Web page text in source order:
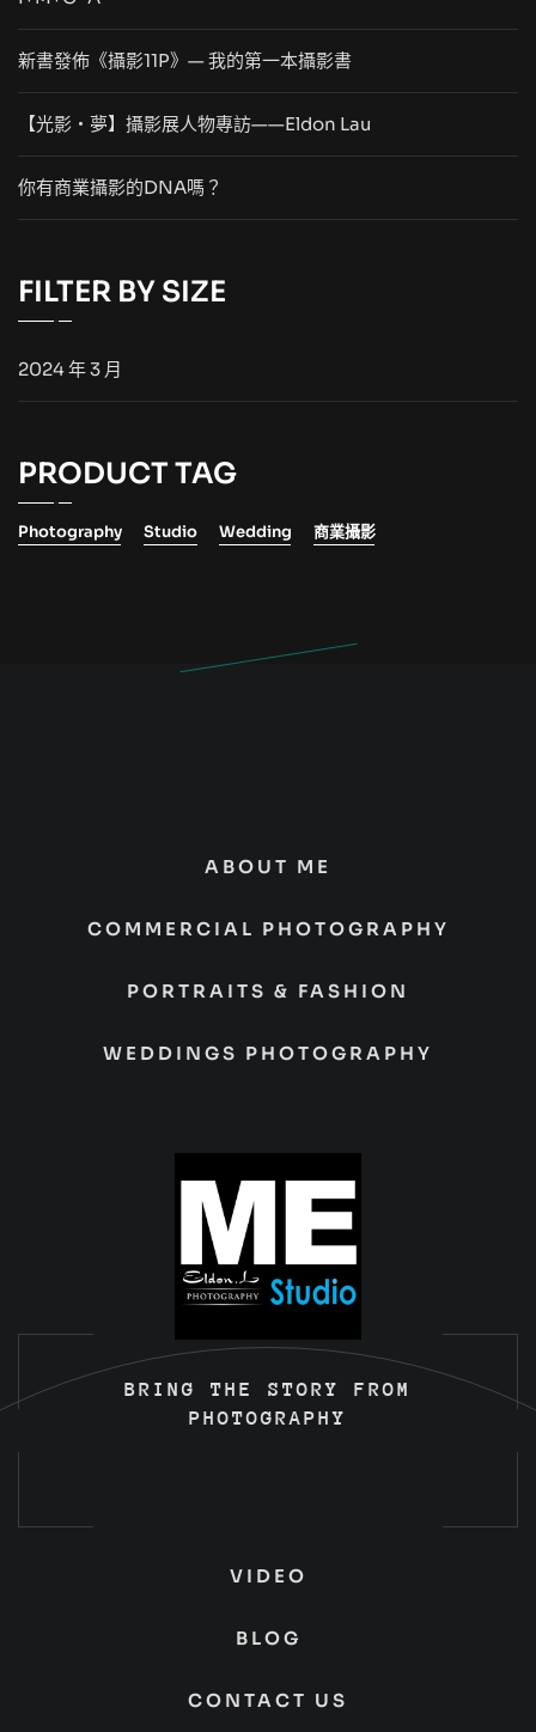
新書發佈《攝影11P》— 我的第一本攝影書
【光影・夢】攝影展人物專訪——Eldon Lau
你有商業攝影的DNA嗎？
FILTER BY SIZE
2024 年 3 月
PRODUCT TAG
Photography Studio Wedding 商業攝影
ABOUT ME
COMMERCIAL PHOTOGRAPHY
PORTRAITS & FASHION
WEDDINGS PHOTOGRAPHY
BRING THE STORY FROM
PHOTOGRAPHY
VIDEO
BLOG
CONTACT US